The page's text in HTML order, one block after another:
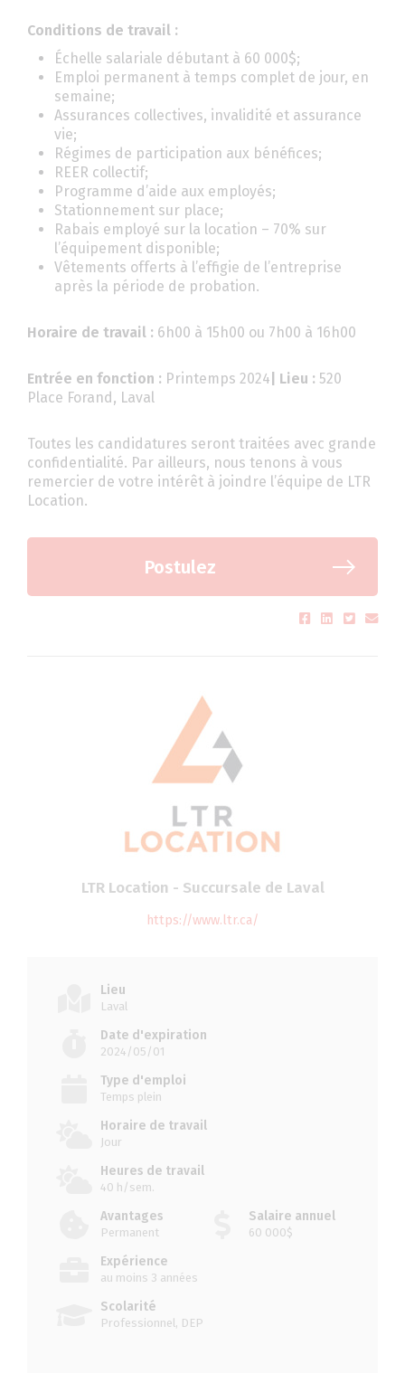
Conditions de travail :
Échelle salariale débutant à 60 000$;
Emploi permanent à temps complet de jour, en
semaine;
Assurances collectives, invalidité et assurance
vie;
Régimes de participation aux bénéfices;
REER collectif;
Programme d’aide aux employés;
Stationnement sur place;
Rabais employé sur la location – 70% sur
l’équipement disponible;
Vêtements offerts à l’effigie de l’entreprise
après la période de probation.
Horaire de travail : 6h00 à 15h00 ou 7h00 à 16h00
Entrée en fonction : Printemps 2024 | Lieu : 520
Place Forand, Laval
Toutes les candidatures seront traitées avec grande
confidentialité. Par ailleurs, nous tenons à vous
remercier de votre intérêt à joindre l’équipe de LTR
Location.
Postulez
LTR Location - Succursale de Laval
https://www.ltr.ca/
Lieu
Laval
Date d'expiration
2024/05/01
Type d'emploi
Temps plein
Horaire de travail
Jour
Heures de travail
40 h/sem.
Avantages
Permanent
Salaire annuel
60 000$
Expérience
au moins 3 années
Scolarité
Professionnel, DEP